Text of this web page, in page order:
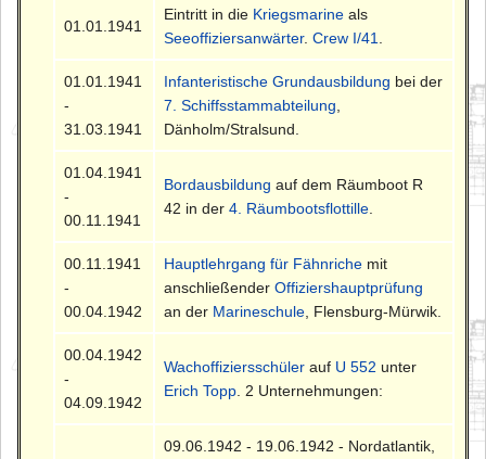
01.01.1941
Eintritt in die Kriegsmarine als
Seeoffiziersanwärter.Crew I/41
01.01.1941
-
31.03.1941
Infanteristische Grundausbildung bei der
7. Schiffsstammabteilung
Dänholm/Stralsund.
01.04.1941
-
00.11.1941
Bordausbildung auf dem Räumboot R
42 in der4. Räumbootsflottille
00.11.1941
-
00.04.1942
Hauptlehrgang für Fähnriche mit
anschließenderOffiziershauptprüfung
an der Marineschule , Flensburg-Mürwik.
00.04.1942
-
04.09.1942
Wachoffiziersschüler auf U 552 unter
Erich Topp . 2 Unternehmungen:
09.06.1942 - 19.06.1942 - Nordatlantik,